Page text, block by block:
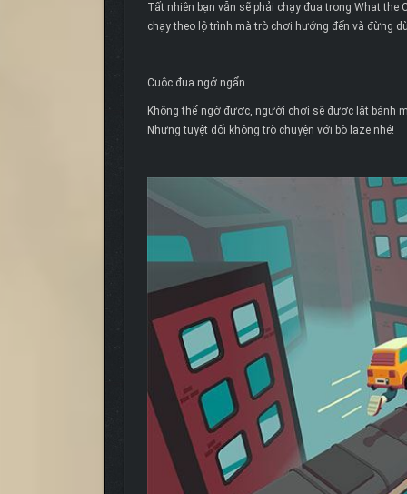
Tất nhiên bạn vẫn sẽ phải chạy đua trong What
chạy theo lộ trình mà trò chơi hướng đến và đừng
Cuộc đua ngớ ngẩn
Không thể ngờ được, người chơi sẽ được lật bánh
Nhưng tuyệt đối không trò chuyện với bò laze nhé!